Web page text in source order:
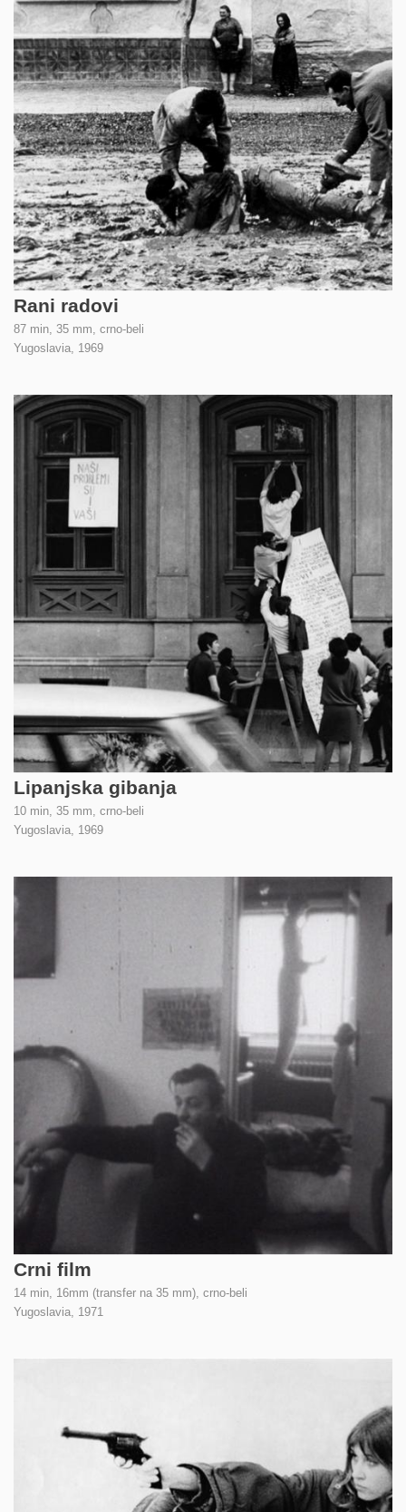
Rani radovi
87 min, 35 mm, crno-beli
Yugoslavia, 1969
Lipanjska gibanja
10 min, 35 mm, crno-beli
Yugoslavia, 1969
Crni film
14 min, 16mm (transfer na 35 mm), crno-beli
Yugoslavia, 1971